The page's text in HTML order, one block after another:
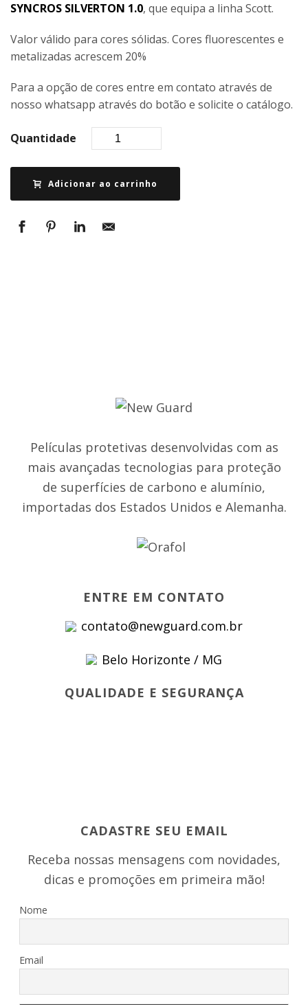
SYNCROS SILVERTON 1.0, que equipa a linha Scott.
Valor válido para cores sólidas. Cores fluorescentes e
metalizadas acrescem 20%
Para a opção de cores entre em contato através de
nosso whatsapp através do botão e solicite o catálogo.
Quantidade
Adicionar ao carrinho
Películas protetivas desenvolvidas com as
mais avançadas tecnologias para proteção
de superfícies de carbono e alumínio,
importadas dos Estados Unidos e Alemanha.
ENTRE EM CONTATO
contato@newguard.com.br
Belo Horizonte / MG
QUALIDADE E SEGURANÇA
CADASTRE SEU EMAIL
Receba nossas mensagens com novidades,
dicas e promoções em primeira mão!
Nome
Email